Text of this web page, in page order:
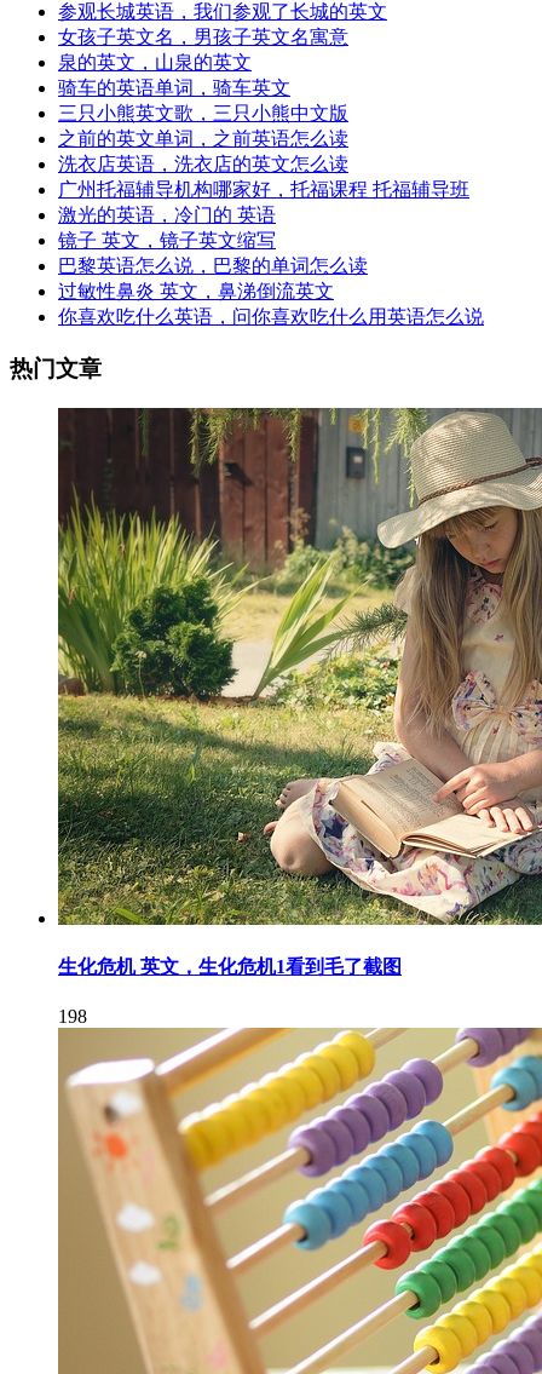
参观长城英语，我们参观了长城的英文
女孩子英文名，男孩子英文名寓意
泉的英文，山泉的英文
骑车的英语单词，骑车英文
三只小熊英文歌，三只小熊中文版
之前的英文单词，之前英语怎么读
洗衣店英语，洗衣店的英文怎么读
广州托福辅导机构哪家好，托福课程 托福辅导班
激光的英语，冷门的 英语
镜子 英文，镜子英文缩写
巴黎英语怎么说，巴黎的单词怎么读
过敏性鼻炎 英文，鼻涕倒流英文
你喜欢吃什么英语，问你喜欢吃什么用英语怎么说
热门文章
生化危机 英文，生化危机1看到毛了截图
198